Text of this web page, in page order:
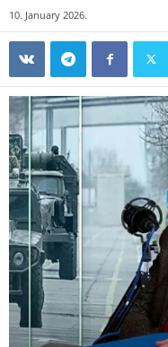
10. January 2026.